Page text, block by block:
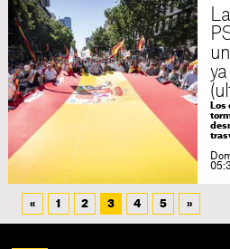
Los
« 1 2 3 4 5 »